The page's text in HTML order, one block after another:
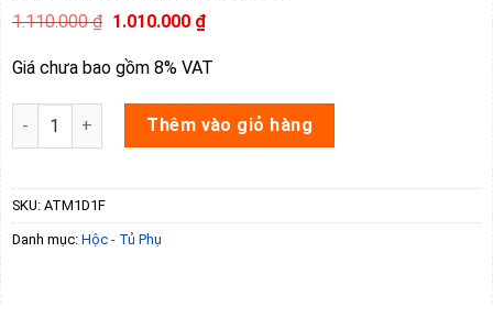
1.110.000₫ Giá
là:
1.110.000 ₫.
1.010.000 ₫Giá
hiện
tại
là:
Giá chưa bao gồm 8% VAT
Hộc tủ di động ATM1D1F số lượng
Thêm vào giỏ hàng
SKU: ATM1D1F
Danh mục: Hộc - Tủ Phụ